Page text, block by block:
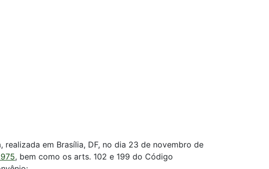
realizada em Brasília, DF, no dia 23 de novembro de
, bem como os arts. 102 e 199 do Código